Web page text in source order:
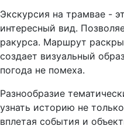
Экскурсия на трамвае -
интересный вид.
ракурса. Маршрут
создает визуальный
погода не помеха.
Разнообразие
узнать историю не
вплетая события и